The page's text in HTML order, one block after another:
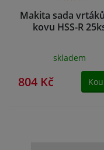
Makita sada
kovu HSS-R
skladem
804 Kč